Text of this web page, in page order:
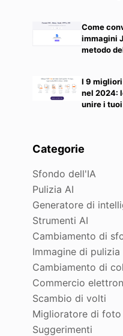
Come
immagini
metodo
I 9 migliori
nel 2024:
unire i
Categorie
Sfondo dell'IA
Pulizia AI
Generatore di
Strumenti AI
Cambiamento di
Immagine di pulizia
Cambiamento di
Commercio
Scambio di volti
Miglioratore di foto
Suggerimenti